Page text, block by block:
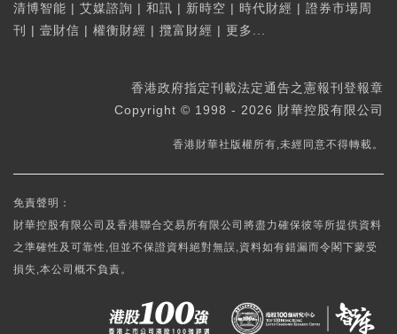
清博智能 | 艾媒諮詢 | 和訊 | 新時空 | 時代財經 | 證券市場周
刊
| 壹財信 | 權衡財經 | 攬富財經 | 更多...
香港政府指定刊載法定通告之憲報刊登報章
Copyright © 1998 - 2026 財華控股有限公司
香港財華社版權所有,未經同意不得轉載。
免責聲明：
財華控股有限公司及香港聯合交易所有限公司將盡力確保彼等所提供資料
之準確性及可靠性,但並不保證資料絕對無誤,資料如有錯漏而令閣下蒙受
損失,本公司概不負責。